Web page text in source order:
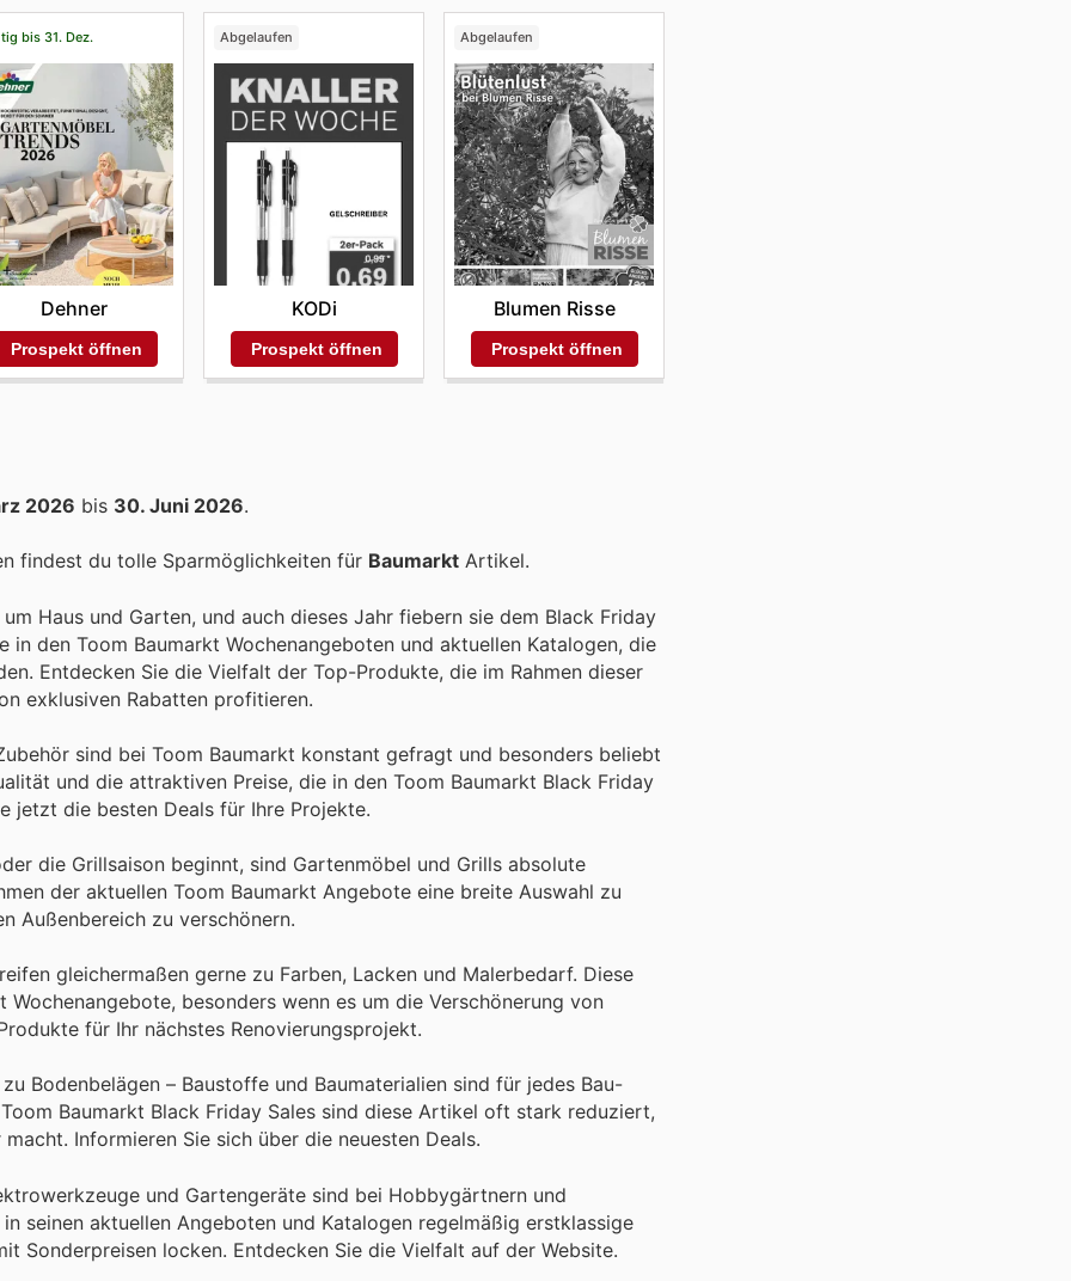
bis 31. Dez.
Dehner
Prospekt öffnen
Abgelaufen
KODi
Prospekt öffnen
Abgelaufen
Blumen Risse
Prospekt öffnen
2026 bis 30. Juni 2026.
findest du tolle Sparmöglichkeiten für Baumarkt Artikel.
Haus und Garten, und auch dieses Jahr fiebern sie dem Black Friday
den Toom Baumarkt Wochenangeboten und aktuellen Katalogen, die
Entdecken Sie die Vielfalt der Top-Produkte, die im Rahmen dieser
exklusiven Rabatten profitieren.
sind bei Toom Baumarkt konstant gefragt und besonders beliebt
und die attraktiven Preise, die in den Toom Baumarkt Black Friday
jetzt die besten Deals für Ihre Projekte.
die Grillsaison beginnt, sind Gartenmöbel und Grills absolute
der aktuellen Toom Baumarkt Angebote eine breite Auswahl zu
Außenbereich zu verschönern.
gleichermaßen gerne zu Farben, Lacken und Malerbedarf. Diese
besonders wenn es um die Verschönerung von
für Ihr nächstes Renovierungsprojekt.
Bodenbelägen – Baustoffe und Baumaterialien sind für jedes Bau-
Baumarkt Black Friday Sales sind diese Artikel oft stark reduziert,
Informieren Sie sich über die neuesten Deals.
und Gartengeräte sind bei Hobbygärtnern und
seinen aktuellen Angeboten und Katalogen regelmäßig erstklassige
Sonderpreisen locken. Entdecken Sie die Vielfalt auf der Website.